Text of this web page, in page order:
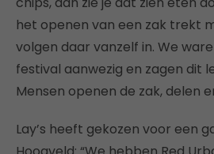
het openen van een zak trekt
volgen daar vanzelf in. We
festival aanwezig en zagen dit
Mensen openen de zak, delen
Lay’s heeft gekozen voor een